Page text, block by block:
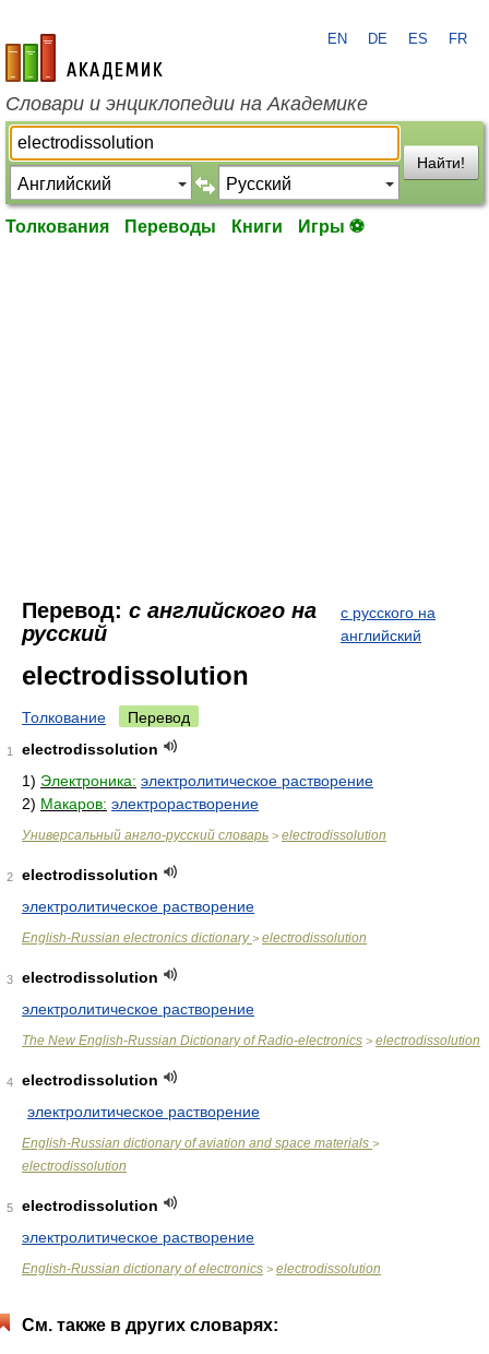
academic.ru
EN DE ES FR
Словари и энциклопедии на Академике
Найти!
Толкования Переводы Книги Игры ⚽
Перевод: с английского на
русский
с русского на
английский
electrodissolution
Толкование Перевод
1
electrodissolution
1) Электроника: электролитическое растворение
2) Макаров: электрорастворение
Универсальный англо-русский словарь > electrodissolution
2
electrodissolution
электролитическое растворение
English-Russian electronics dictionary> electrodissolution
3
electrodissolution
электролитическое растворение
The New English-Russian Dictionary of Radio-electronics > electrodissolution
4
electrodissolution
электролитическое растворение
English-Russian dictionary of aviation and space materials >
electrodissolution
5
electrodissolution
электролитическое растворение
English-Russian dictionary of electronics > electrodissolution
См. также в других словарях: